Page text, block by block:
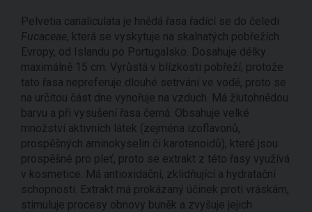
Pelvetia canaliculata je hnědá řasa řadící se do čeledi
Fucaceae, která se vyskytuje na skalnatých pobřežích
Evropy, od Islandu po Portugalsko. Dosahuje délky
maximálně 15 cm. Vyrůstá v blízkosti pobřeží, protože
tato řasa nepreferuje dlouhé setrvání ve vodě, proto se
na určitou část dne vynořuje na vzduch. Má žlutohnědou
barvu a při vysušení řasa černá. Obsahuje velké
množství aktivních látek (zejména izoflavonů,
prospěšných aminokyselin či karotenoidů), které jsou
prospěšné pro pleť, proto se extrakt z této řasy využívá
v kosmetice. Má antioxidační, zklidňující a hydratační
schopnosti. Extrakt má prokázaný účinek proti vráskám,
stimuluje procesy obnovy buněk a zvyšuje jejich